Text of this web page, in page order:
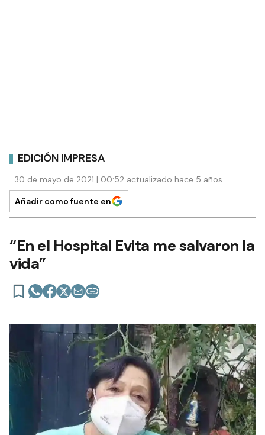
EDICIÓN IMPRESA
30 de mayo de 2021 | 00:52 actualizado hace 5 años
Añadir como fuente en
“En el Hospital Evita me salvaron la
vida”